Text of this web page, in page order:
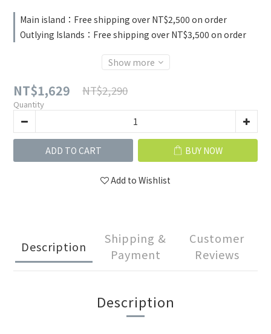
Main island：Free shipping over NT$2,500 on order
Outlying Islands：Free shipping over NT$3,500 on order
Show more
NT$1,629 NT$2,290
Quantity
ADD TO CART BUY NOW
Add to Wishlist
Description
Shipping &
Payment
Customer
Reviews
Description